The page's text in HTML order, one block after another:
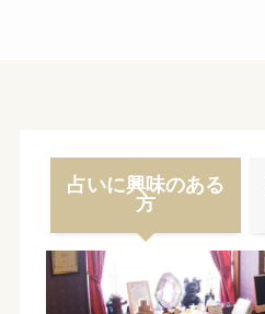
占いに興味のある
方